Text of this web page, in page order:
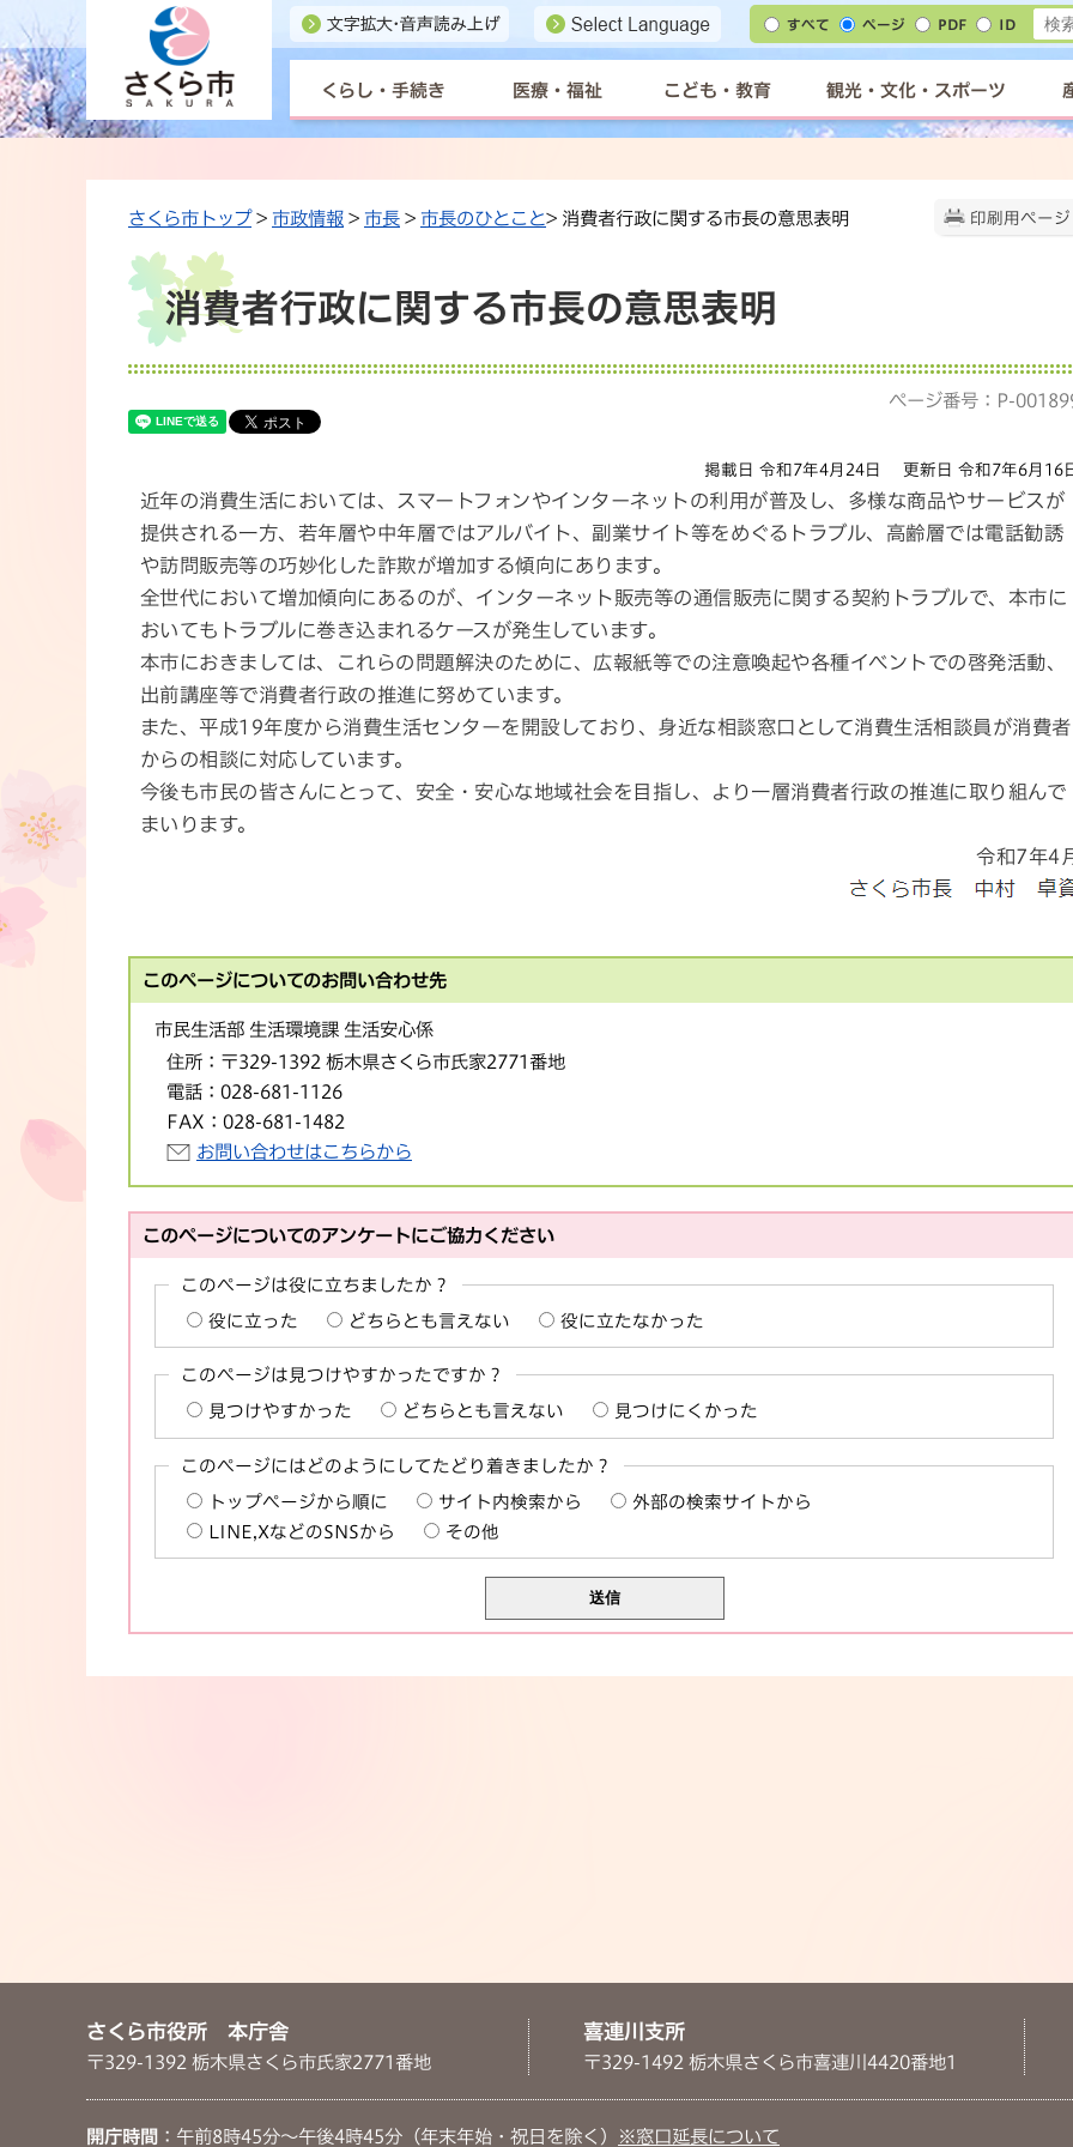
すべて ページ PDF ID
くらし・手続き 医療・福祉 こども・教育 観光・文化・スポーツ
印刷用ページ
さくら市トップ> 市政情報 > 市長 > 市長のひとこと> 消費者行政に関する市長の意思表明
消費者行政に関する市長の意思表明
ページ番号：P-
掲載日 令和7年4月24日 更新日 令和7年6月16
近年の消費生活においては、スマートフォンやインターネットの利用が普及し、多様な商品やサービスが
提供される一方、若年層や中年層ではアルバイト、副業サイト等をめぐるトラブル、高齢層では電話勧誘
や訪問販売等の巧妙化した詐欺が増加する傾向にあります。
全世代において増加傾向にあるのが、インターネット販売等の通信販売に関する契約トラブルで、本市に
おいてもトラブルに巻き込まれるケースが発生しています。
本市におきましては、これらの問題解決のために、広報紙等での注意喚起や各種イベントでの啓発活動、
出前講座等で消費者行政の推進に努めています。
また、平成19年度から消費生活センターを開設しており、身近な相談窓口として消費生活相談員が消費者
からの相談に対応しています。
今後も市民の皆さんにとって、安全・安心な地域社会を目指し、より一層消費者行政の推進に取り組んで
まいります。
令和7年4
このページについてのお問い合わせ先
市民生活部 生活環境課 生活安心係
住所： 〒329-1392 栃木県さくら市氏家2771番地
電話： 028-681-1126
FAX： 028-681-1482
お問い合わせはこちらから
このページについてのアンケートにご協力ください
このページは役に立ちましたか？
役に立った どちらとも言えない 役に立たなかった
このページは見つけやすかったですか？
見つけやすかった どちらとも言えない 見つけにくかった
このページにはどのようにしてたどり着きましたか？
トップページから順に サイト内検索から
外部の検索サイトから
LINE,XなどのSNSから
その他
さくら市役所 本庁舎
〒329-1392 栃木県さくら市氏家2771番地
喜連川支所
〒329-1492 栃木県さくら市喜連川4420番地1
開庁時間 ：午前8時45分～午後4時45分（年末年始・祝日を除く） ※窓口延長について